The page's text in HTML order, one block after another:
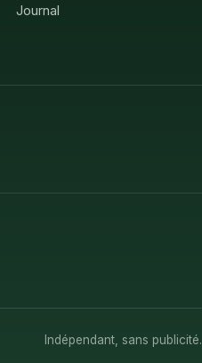
Journal
Indépendant, sans publicité.